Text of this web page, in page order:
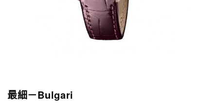
最細－Bulgari